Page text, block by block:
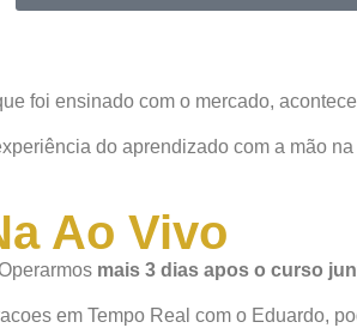
foi ensinado com o mercado,
do aprendizado com a mão
Ao Vivo
mais 3 dias apos o curso
em Tempo Real com o Eduardo,